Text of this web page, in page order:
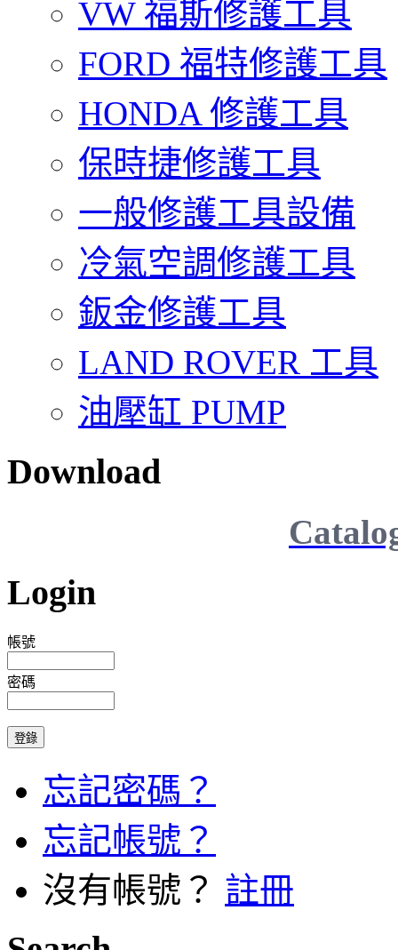
VW 福斯修護工具
FORD 福特修護工具
HONDA 修護工具
保時捷修護工具
一般修護工具設備
冷氣空調修護工具
鈑金修護工具
LAND ROVER 工具
油壓缸 PUMP
Download
Login
帳號
密碼
忘記密碼？
忘記帳號？
沒有帳號？ 註冊